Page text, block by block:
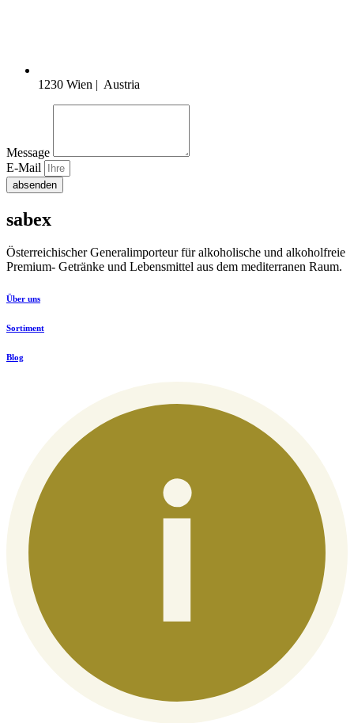
1230 Wien | Austria
Message
E-Mail
absenden
sabex
Österreichischer Generalimporteur für alkoholische und alkoholfreie
Premium- Getränke und Lebensmittel aus dem mediterranen Raum.
Über uns
Sortiment
Blog